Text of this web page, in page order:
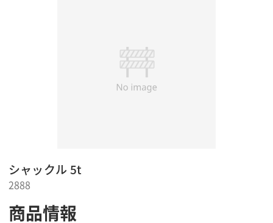
シャックル 5t
2888
商品情報